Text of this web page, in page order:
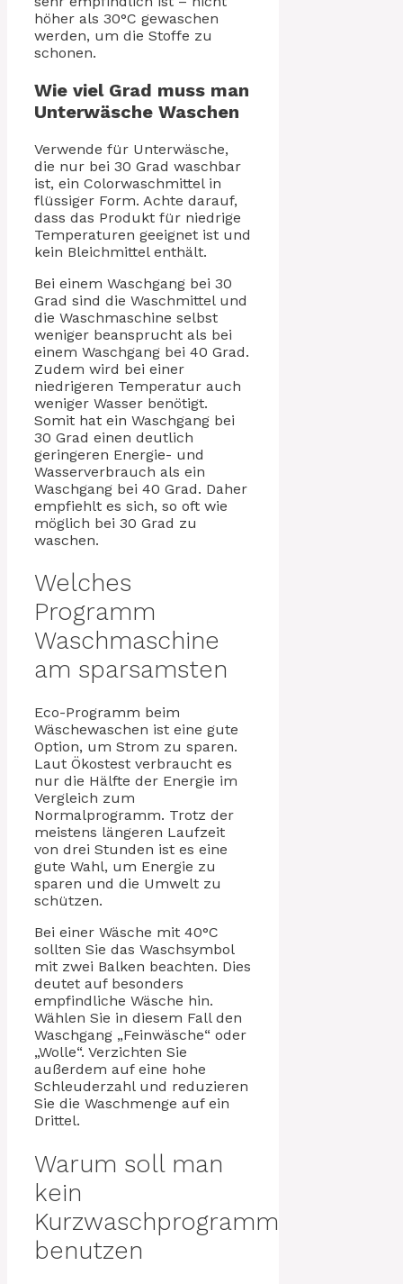
höher als 30°C gewaschen
werden, um die Stoffe zu
schonen.
Wie viel Grad muss man
Unterwäsche Waschen
Verwende für Unterwäsche,
die nur bei 30 Grad waschbar
ist, ein Colorwaschmittel in
flüssiger Form. Achte darauf,
dass das Produkt für niedrige
Temperaturen geeignet ist und
kein Bleichmittel enthält.
Bei einem Waschgang bei 30
Grad sind die Waschmittel und
die Waschmaschine selbst
weniger beansprucht als bei
einem Waschgang bei 40 Grad.
Zudem wird bei einer
niedrigeren Temperatur auch
weniger Wasser benötigt.
Somit hat ein Waschgang bei
30 Grad einen deutlich
geringeren Energie- und
Wasserverbrauch als ein
Waschgang bei 40 Grad. Daher
empfiehlt es sich, so oft wie
möglich bei 30 Grad zu
waschen.
Welches
Programm
Waschmaschine
am sparsamsten
Eco-Programm beim
Wäschewaschen ist eine gute
Option, um Strom zu sparen.
Laut Ökostest verbraucht es
nur die Hälfte der Energie im
Vergleich zum
Normalprogramm. Trotz der
meistens längeren Laufzeit
von drei Stunden ist es eine
gute Wahl, um Energie zu
sparen und die Umwelt zu
schützen.
Bei einer Wäsche mit 40°C
sollten Sie das Waschsymbol
mit zwei Balken beachten. Dies
deutet auf besonders
empfindliche Wäsche hin.
Wählen Sie in diesem Fall den
Waschgang „Feinwäsche“ oder
„Wolle“. Verzichten Sie
außerdem auf eine hohe
Schleuderzahl und reduzieren
Sie die Waschmenge auf ein
Drittel.
Warum soll man
kein
Kurzwaschprogramm
benutzen